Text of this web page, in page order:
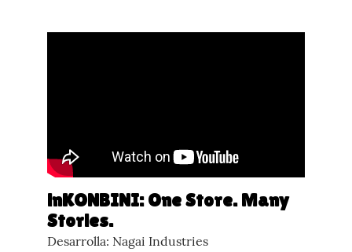
inKONBINI: One Store. Many
Stories.
Desarrolla: Nagai Industries